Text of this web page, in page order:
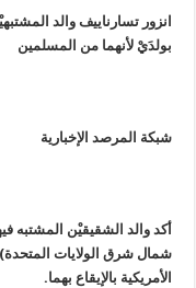
انزور تسارناييف والد
بولدَيْ لأنهما من المسلمين
شبكة المرصد الإخبارية
أكد والد الشقيقيْن
شمال شرق الولايات المتحدة)
الأمريكية بالإيقاع بهما.